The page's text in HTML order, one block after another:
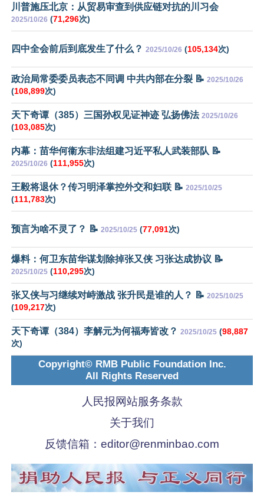
川普施压北京：从贸易审查到供应链对抗的川习会
2025/10/26 (71,296次)
四中全会前后到底发生了什么？ 2025/10/26 (105,134次)
政治局常委委员表态不同调 中共内部在分裂 📝 2025/10/26
(108,899次)
天下奇谭（385）三国孙权见证神迹 弘扬佛法 2025/10/26
(103,085次)
内幕：苗华何衞东非法组建习近平私人武装部队 📝
2025/10/26 (111,955次)
王毅将退休？传习明泽掌控外交和妇联 📝 2025/10/25
(111,783次)
预言为啥不灵了？ 📝 2025/10/25 (77,091次)
爆料：何卫东苗华谋划除掉张又侠 习张达成协议 📝
2025/10/25 (110,295次)
张又侠与习继续对峙激战 张升民是谁的人？ 📝 2025/10/25
(109,217次)
天下奇谭（384）李解元为何福寿皆改？ 2025/10/25 (98,887
次)
Copyright© RMB Public Foundation Inc.
All Rights Reserved
人民报网站服务条款
关于我们
反馈信箱： editor@renminbao.com